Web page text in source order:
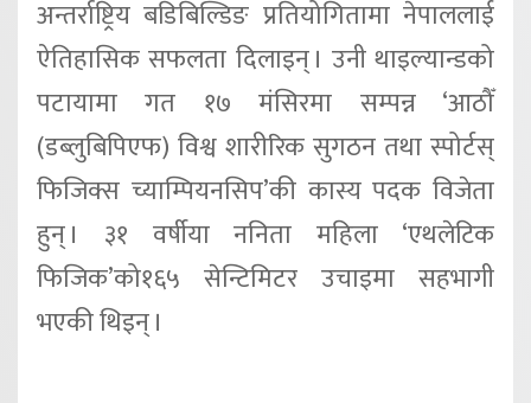
अन्तर्राष्ट्रिय बडिबिल्डिङ प्रतियोगितामा नेपाललाई
ऐतिहासिक सफलता दिलाइन् । उनी थाइल्यान्डको
पटायामा गत १७ मंसिरमा सम्पन्न ‘आठौँ
(डब्लुबिपिएफ) विश्व शारीरिक सुगठन तथा स्पोर्टस्
फिजिक्स च्याम्पियनसिप’की कास्य पदक विजेता
हुन् । ३१ वर्षीया ननिता महिला ‘एथलेटिक
फिजिक’को१६५ सेन्टिमिटर उचाइमा सहभागी
भएकी थिइन् ।